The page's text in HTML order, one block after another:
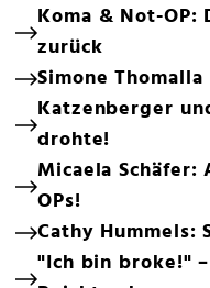
Koma & Not-OP:
zurück
Simone
Katzenberger
drohte!
Micaela Schäfer:
OPs!
Cathy Hummels:
"Ich bin broke!"